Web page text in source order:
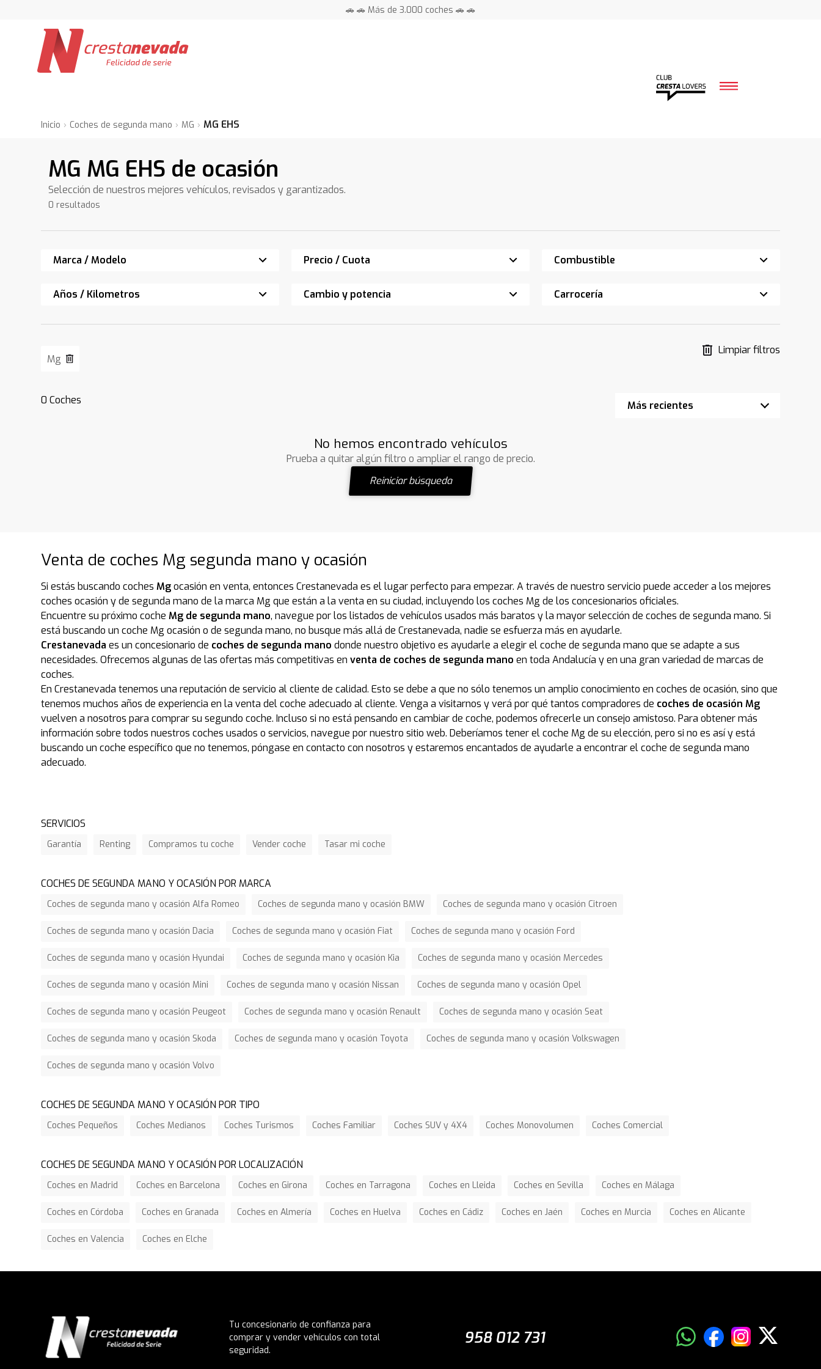
🚗 🚗 Más de 3.000 coches 🚗 🚗
Inicio Coches de segunda mano MG MG EHS
MG MG EHS de ocasión
Selección de nuestros mejores vehículos, revisados y garantizados.
0 resultados
Marca / Modelo Precio / Cuota Combustible
Años / Kilometros Cambio y potencia Carrocería
Mg
Limpiar filtros
0 Coches
No hemos encontrado vehículos
Prueba a quitar algún filtro o ampliar el rango de precio.
Reiniciar búsqueda
Venta de coches Mg segunda mano y ocasión
Si estás buscando cochesMgocasión en venta, entonces Crestanevada es el lugar perfecto para empezar. A través de nuestro servicio puede acceder a los mejores
coches ocasión y de segunda mano de la marca Mg que están a la venta en su ciudad, incluyendo los coches Mg de los concesionarios oficiales.
Encuentre su próximo cocheMg de segunda mano, navegue por los listados de vehículos usados más baratos y la mayor selección de coches de segunda mano. Si
está buscando un coche Mg ocasión o de segunda mano, no busque más allá de Crestanevada, nadie se esfuerza más en ayudarle.
Crestanevada es un concesionario de coches de segunda mano donde nuestro objetivo es ayudarle a elegir el coche de segunda mano que se adapte a sus
necesidades. Ofrecemos algunas de las ofertas más competitivas enventa de coches de segunda mano en toda Andalucía y en una gran variedad de marcas de
coches.
En Crestanevada tenemos una reputación de servicio al cliente de calidad. Esto se debe a que no sólo tenemos un amplio conocimiento en coches de ocasión, sino que
tenemos muchos años de experiencia en la venta del coche adecuado al cliente. Venga a visitarnos y verá por qué tantos compradores de coches de ocasión Mg
vuelven a nosotros para comprar su segundo coche. Incluso si no está pensando en cambiar de coche, podemos ofrecerle un consejo amistoso. Para obtener más
información sobre todos nuestros coches usados o servicios, navegue por nuestro sitio web. Deberíamos tener el coche Mg de su elección, pero si no es así y está
buscando un coche específico que no tenemos, póngase en contacto con nosotros y estaremos encantados de ayudarle a encontrar el coche de segunda mano
adecuado.
SERVICIOS
Garantía Renting Compramos tu coche Vender coche Tasar mi coche
COCHES DE SEGUNDA MANO Y OCASIÓN POR MARCA
Coches de segunda mano y ocasión Alfa Romeo Coches de segunda mano y ocasión BMW Coches de segunda mano y ocasión Citroen
Coches de segunda mano y ocasión Dacia Coches de segunda mano y ocasión Fiat Coches de segunda mano y ocasión Ford
Coches de segunda mano y ocasión Hyundai Coches de segunda mano y ocasión Kia Coches de segunda mano y ocasión Mercedes
Coches de segunda mano y ocasión Mini Coches de segunda mano y ocasión Nissan Coches de segunda mano y ocasión Opel
Coches de segunda mano y ocasión Peugeot Coches de segunda mano y ocasión Renault Coches de segunda mano y ocasión Seat
Coches de segunda mano y ocasión Skoda Coches de segunda mano y ocasión Toyota Coches de segunda mano y ocasión Volkswagen
Coches de segunda mano y ocasión Volvo
COCHES DE SEGUNDA MANO Y OCASIÓN POR TIPO
Coches Pequeños Coches Medianos Coches Turismos Coches Familiar Coches SUV y 4X4 Coches Monovolumen Coches Comercial
COCHES DE SEGUNDA MANO Y OCASIÓN POR LOCALIZACIÓN
Coches en Madrid Coches en Barcelona Coches en Girona Coches en Tarragona Coches en Lleida Coches en Sevilla Coches en Málaga
Coches en Córdoba Coches en Granada Coches en Almería Coches en Huelva Coches en Cádiz Coches en Jaén Coches en Murcia Coches en Alicante
Coches en Valencia Coches en Elche
Tu concesionario de confianza para
comprar y vender vehículos con total
seguridad.
958 012 731